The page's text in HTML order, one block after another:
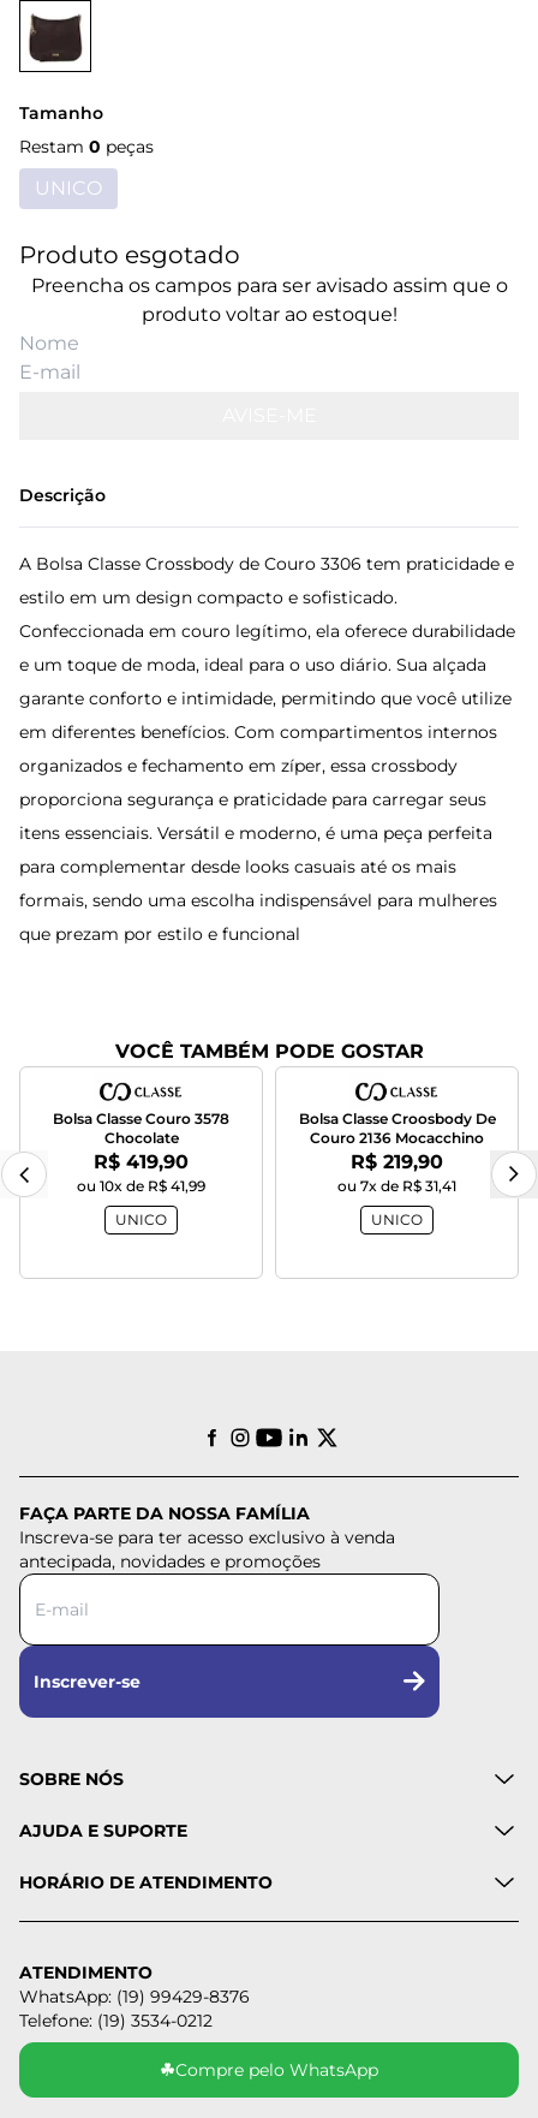
Tamanho
Restam 0 peças
UNICO
Produto esgotado
Preencha os campos para ser avisado assim que o
produto voltar ao estoque!
Descrição
A Bolsa Classe Crossbody de Couro 3306 tem praticidade e
estilo em um design compacto e sofisticado.
Confeccionada em couro legítimo, ela oferece durabilidade
e um toque de moda, ideal para o uso diário. Sua alçada
garante conforto e intimidade, permitindo que você utilize
em diferentes benefícios. Com compartimentos internos
organizados e fechamento em zíper, essa crossbody
proporciona segurança e praticidade para carregar seus
itens essenciais. Versátil e moderno, é uma peça perfeita
para complementar desde looks casuais até os mais
formais, sendo uma escolha indispensável para mulheres
que prezam por estilo e funcional
VOCÊ TAMBÉM PODE GOSTAR
Bolsa Classe Couro 3578
Chocolate
Por:
R$ 419,90
ou 10x de R$ 41,99
UNICO
Bolsa Classe Croosbody De
Couro 2136 Mocacchino
Por:
R$ 219,90
ou 7x de R$ 31,41
UNICO
FAÇA PARTE DA NOSSA FAMÍLIA
Inscreva-se para ter acesso exclusivo à venda
antecipada, novidades e promoções
Inscrever-se
SOBRE NÓS
AJUDA E SUPORTE
HORÁRIO DE ATENDIMENTO
ATENDIMENTO
WhatsApp: (19) 99429-8376
Telefone: (19) 3534-0212
☘Compre pelo WhatsApp